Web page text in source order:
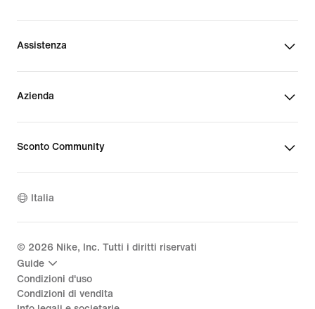
Assistenza
Azienda
Sconto Community
Italia
© 2026 Nike, Inc. Tutti i diritti riservati
Guide
Condizioni d'uso
Condizioni di vendita